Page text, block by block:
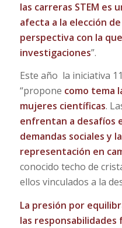
las carreras STEM es
afecta a la elección
perspectiva con la
investigaciones”.
Este año la iniciativa
“propone como tema
mujeres científicas.
enfrentan a desafíos
demandas sociales y
representación en
conocido techo de
ellos vinculados a la
La presión por
las responsabilidades